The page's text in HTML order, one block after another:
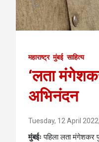
महाराष्ट्र मुंबई साहित्य
‘लता
अभिनंदन
Tuesday, 12 April
मुंबईः पहिला लता मंगेशकर